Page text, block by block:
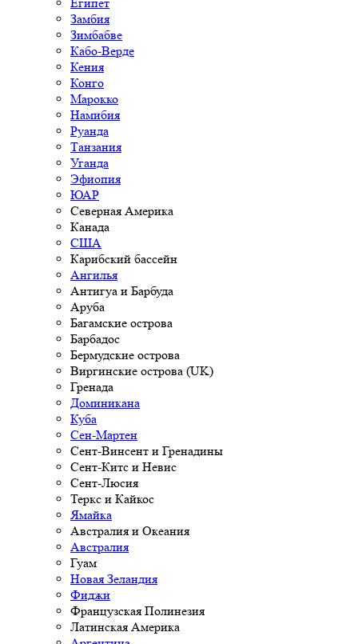
Замбия
Зимбабве
Кабо-Верде
Кения
Конго
Марокко
Намибия
Руанда
Танзания
Уганда
Эфиопия
ЮАР
Северная Америка
Канада
США
Карибский бассейн
Ангилья
Антигуа и Барбуда
Аруба
Багамские острова
Барбадос
Бермудские острова
Виргинские острова (UK)
Гренада
Доминикана
Куба
Сен-Мартен
Сент-Винсент и Гренадины
Сент-Китс и Невис
Сент-Люсия
Теркс и Кайкос
Ямайка
Австралия и Океания
Австралия
Гуам
Новая Зеландия
Фиджи
Французская Полинезия
Латинская Америка